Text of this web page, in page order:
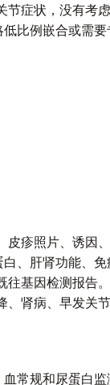
节症状，没有考
比例嵌合或需
皮疹照片、诱因
白、肝肾功能、
往基因检测报告。
肾病、早发关
血常规和尿蛋白